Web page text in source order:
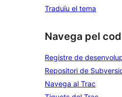
Traduïu el tema
Navega pel
Registre de
Repositori de
Navega al Trac